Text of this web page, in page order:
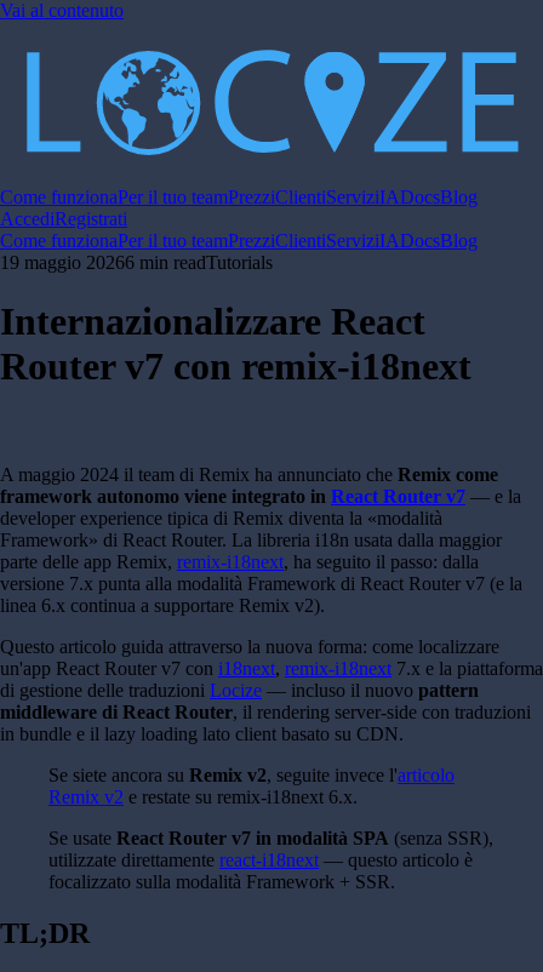
Vai al contenuto
Come funzionaPer il tuo teamPrezziClientiServiziIADocsBlog
AccediRegistrati
Come funzionaPer il tuo teamPrezziClientiServiziIADocsBlog
19 maggio 20266 min readTutorials
Internazionalizzare React
Router v7 con remix-i18next
A maggio 2024 il team di Remix ha annunciato che Remix come
framework autonomo viene integrato in React Router v7 — e la
developer experience tipica di Remix diventa la «modalità
Framework» di React Router. La libreria i18n usata dalla maggior
parte delle app Remix, remix-i18next, ha seguito il passo: dalla
versione 7.x punta alla modalità Framework di React Router v7 (e la
linea 6.x continua a supportare Remix v2).
Questo articolo guida attraverso la nuova forma: come localizzare
un'app React Router v7 con i18next, remix-i18next 7.x e la piattaforma
di gestione delle traduzioni Locize — incluso il nuovo pattern
middleware di React Router, il rendering server-side con traduzioni
in bundle e il lazy loading lato client basato su CDN.
Se siete ancora su Remix v2, seguite invece l'articolo
Remix v2 e restate su remix-i18next 6.x.
Se usate React Router v7 in modalità SPA (senza SSR),
utilizzate direttamente react-i18next — questo articolo è
focalizzato sulla modalità Framework + SSR.
TL;DR